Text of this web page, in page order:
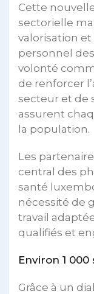
Cette
sectorielle
valorisation
personnel
volonté
de renforcer
secteur et de
assurent
la population.
Les
central des
santé
nécessité de
travail
qualifiés et
Environ 1
Grâce à un